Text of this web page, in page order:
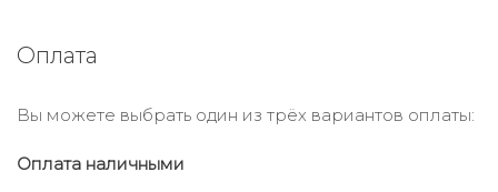
Оплата
Вы можете выбрать один из трёх вариантов оплаты:
Оплата наличными